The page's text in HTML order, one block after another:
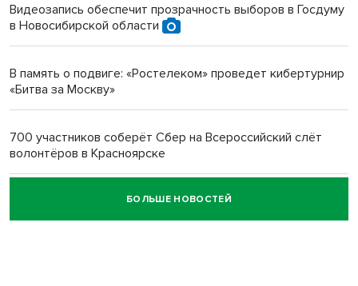
Новосибирский преподаватель с женой вошли в топ-16
Видеозапись обеспечит прозрачность выборов в Госдуму
в Новосибирской области
В память о подвиге: «Ростелеком» проведет кибертурнир
«Битва за Москву»
700 участников соберёт Сбер на Всероссийский слёт
волонтёров в Красноярске
Честный выбор: видеонаблюдение обеспечит
объективность результатов ЕДГ в Новосибирской
БОЛЬШЕ НОВОСТЕЙ